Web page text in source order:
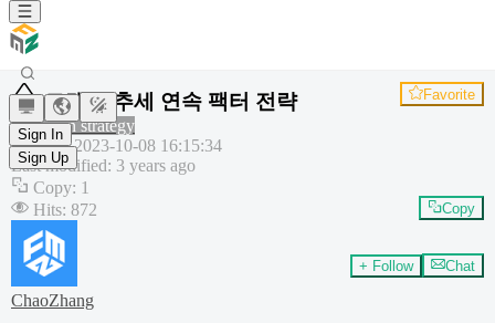
Sign In
Sign Up
모멘텀 추세 연속 팩터 전략 Favorite
Common strategy
Created:2023-10-08 16:15:34
Last modified: 3 years ago
Copy: 1
Hits: 872 Copy
ChaoZhang
+ Follow Chat